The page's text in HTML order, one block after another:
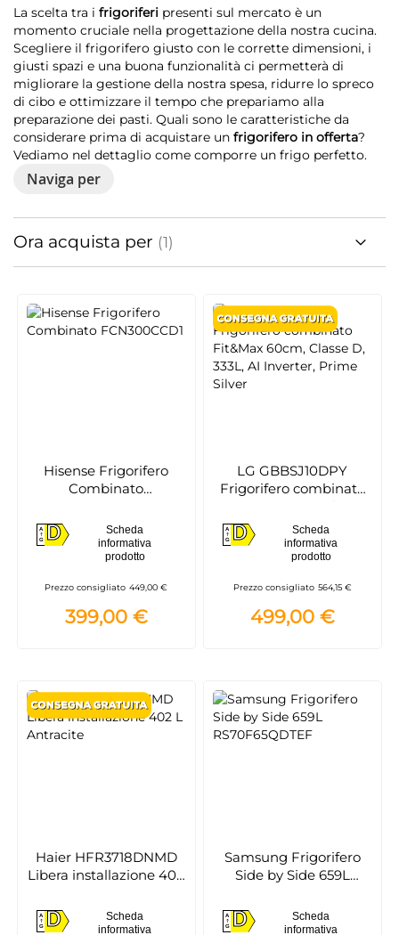
La scelta tra i frigoriferi presenti sul mercato è un
momento cruciale nella progettazione della nostra cucina.
Scegliere il frigorifero giusto con le corrette dimensioni, i
giusti spazi e una buona funzionalità ci permetterà di
migliorare la gestione della nostra spesa, ridurre lo spreco
di cibo e ottimizzare il tempo che prepariamo alla
preparazione dei pasti. Quali sono le caratteristiche da
considerare prima di acquistare un frigorifero in offerta?
Vediamo nel dettaglio come comporre un frigo perfetto.
Hisense Frigorifero
Combinato
A
G D
Scheda
informativa
prodotto
Prezzo consigliato 449,00 €
399,00 €
LG GBBSJ10DPY
Frigorifero combinato
D, 333L, AI Inverter,
Prime Silver
A
G D
Scheda
informativa
prodotto
Prezzo consigliato 564,15 €
499,00 €
Haier HFR3718DNMD
Libera installazione 402
A
G D
Scheda
informativa
Samsung Frigorifero
Side by Side 659L
A
G D
Scheda
informativa
Naviga per
Ora acquista per